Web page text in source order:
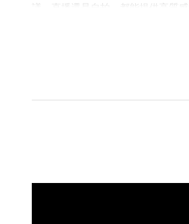
議、直播還是自拍，都能提供高質感
升視訊通話體驗而設計，包含螢幕